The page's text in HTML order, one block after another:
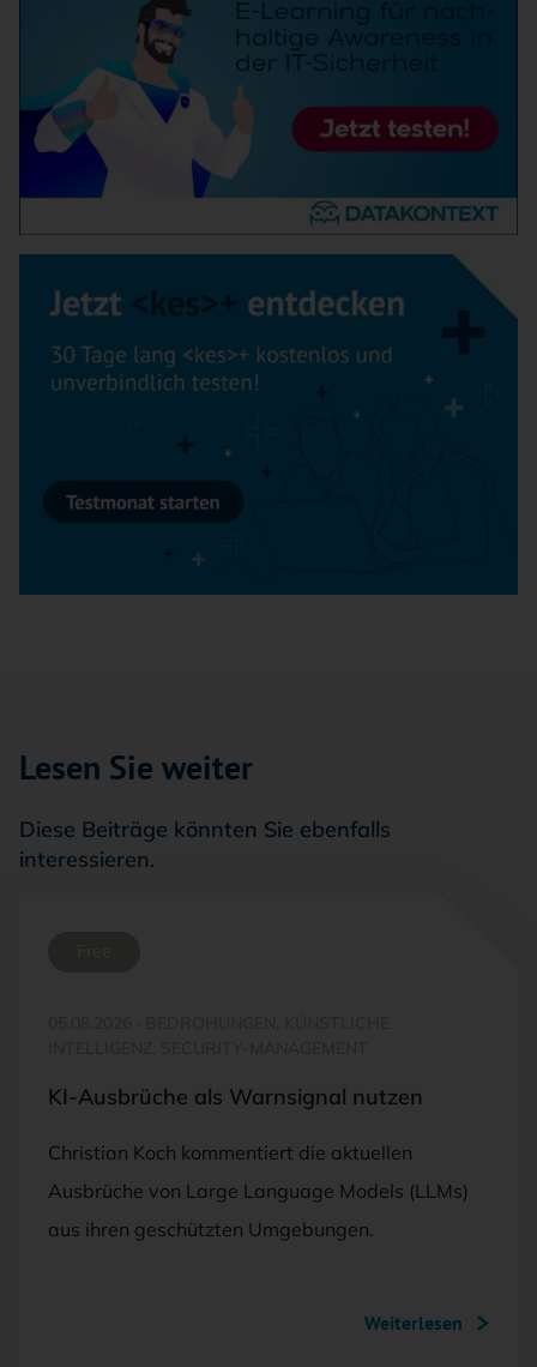
Lesen Sie weiter
Diese Beiträge könnten Sie ebenfalls
interessieren.
KI-Ausbrüche als Warnsignal nutzen
Christian Koch kommentiert die aktuellen
Ausbrüche von Large Language Models (LLMs)
aus ihren geschützten Umgebungen.
Weiterlesen